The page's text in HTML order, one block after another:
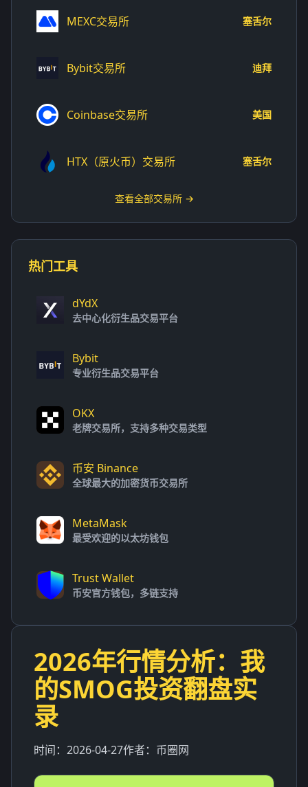
2026年行情分析：我
的SMOG投资翻盘实
录
时间： 2026-04-27作者： 币圈网
MEXC交易所 塞舌尔
Bybit交易所 迪拜
Coinbase交易所 美国
HTX（原火币）交易所 塞舌尔
查看全部交易所 →
热门工具
dYdX
去中心化衍生品交易平台
Bybit
专业衍生品交易平台
OKX
老牌交易所，支持多种交易类型
币安 Binance
全球最大的加密货币交易所
MetaMask
最受欢迎的以太坊钱包
Trust Wallet
币安官方钱包，多链支持